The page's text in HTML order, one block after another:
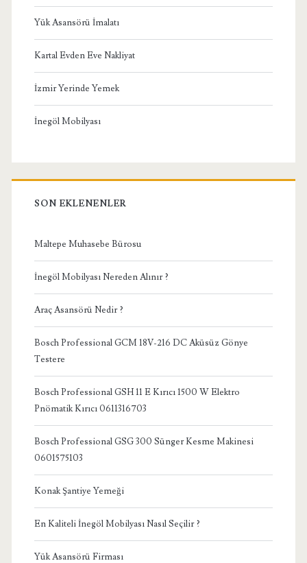
Yük Asansörü İmalatı
Kartal Evden Eve Nakliyat
İzmir Yerinde Yemek
İnegöl Mobilyası
SON EKLENENLER
Maltepe Muhasebe Bürosu
İnegöl Mobilyası Nereden Alınır ?
Araç Asansörü Nedir ?
Bosch Professional GCM 18V-216 DC Aküsüz Gönye
Testere
Bosch Professional GSH 11 E Kırıcı 1500 W Elektro
Pnömatik Kırıcı 0611316703
Bosch Professional GSG 300 Sünger Kesme Makinesi
0601575103
Konak Şantiye Yemeği
En Kaliteli İnegöl Mobilyası Nasıl Seçilir ?
Yük Asansörü Firması